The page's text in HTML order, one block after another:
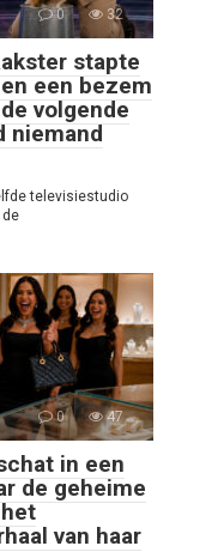
0 32
stapte
een bezem
volgende
niemand
televisiestudio
0 47
in een
de geheime
van haar